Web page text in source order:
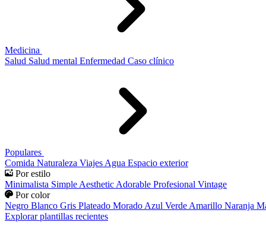
Medicina
Salud Salud mental Enfermedad Caso clínico
Populares
Comida Naturaleza Viajes Agua Espacio exterior
Por estilo
Minimalista Simple Aesthetic Adorable Profesional Vintage
Por color
Negro Blanco Gris Plateado Morado Azul Verde Amarillo Naranja
Explorar plantillas recientes